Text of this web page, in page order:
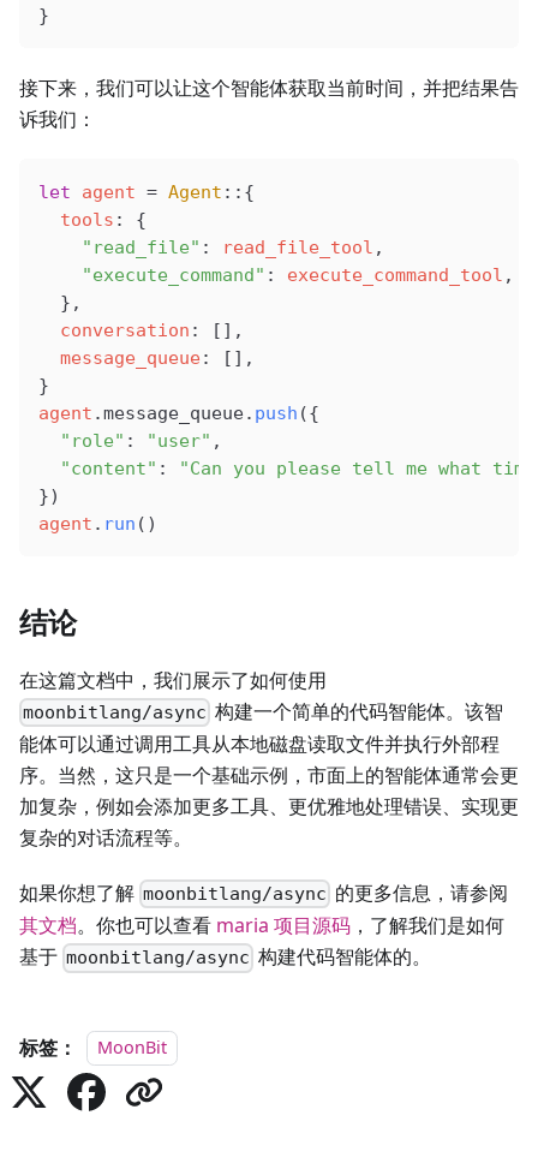
}
接下来，我们可以让这个智能体获取当前时间，并把结果告
诉我们：
let agent = Agent ::{
  tools
: {
    "read_file"
: read_file_tool ,
    "execute_command"
: execute_command_tool ,
  },
  conversation
: [],
  message_queue
: [],
}
agent .message_queue. push ({
  "role"
: "user" ,
  "content"
:
"Can you please tell me what
})
agent . run ()
结论
在这篇文档中，我们展示了如何使用
moonbitlang/async 构建一个简单的代码智能体。该智
能体可以通过调用工具从本地磁盘读取文件并执行外部程
序。当然，这只是一个基础示例，市面上的智能体通常会更
加复杂，例如会添加更多工具、更优雅地处理错误、实现更
复杂的对话流程等。
如果你想了解 moonbitlang/async 的更多信息，请参阅
其文档。你也可以查看 maria 项目源码 ，了解我们是如何
基于 moonbitlang/async 构建代码智能体的。
标签： MoonBit